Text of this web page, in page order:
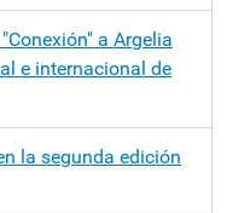
a Argelia
e internacional de
la segunda edición